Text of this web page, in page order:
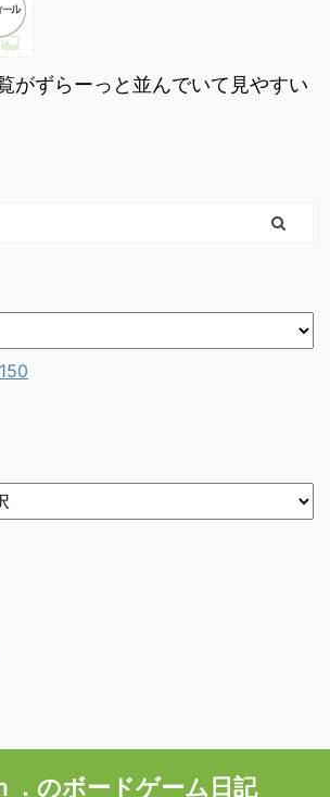
がずらーっと並んでいて見やすい
．のボードゲーム日記